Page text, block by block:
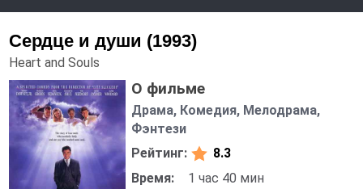
Сердце и души (1993)
Heart and Souls
О фильме
Драма, Комедия, Мелодрама,
Фэнтези
Рейтинг:
8.3
Время:
1 час 40 мин